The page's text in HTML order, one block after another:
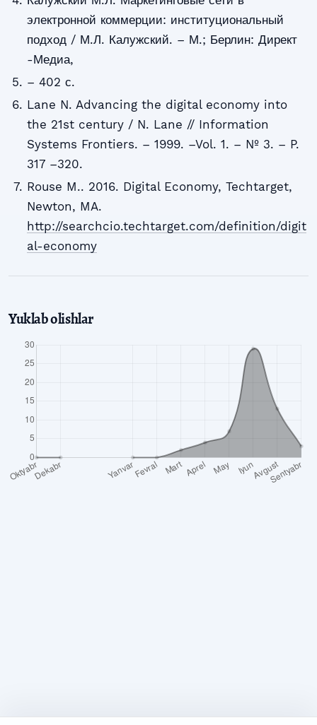
электронной коммерции: институциональный
подход / М.Л. Калужский. – М.; Берлин: Директ
-Медиа,
– 402 с.
Lane N. Advancing the digital economy into
the 21st century / N. Lane // Information
Systems Frontiers. – 1999. –Vol. 1. – № 3. – P.
317 –320.
Rouse M.. 2016. Digital Economy, Techtarget,
Newton, MA.
http://searchcio.techtarget.com/definition/digit
al-economy
Yuklab olishlar